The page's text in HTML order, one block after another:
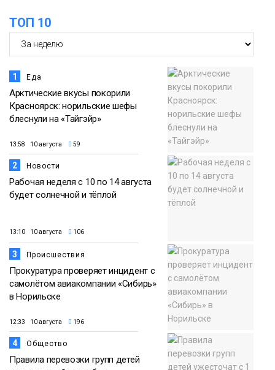
ТОП 10
1 Еда
Арктические вкусы покорили
Красноярск: норильские шефы
блеснули на «Тайгэйр»
13:58 10 августа 59
2 Новости
Рабочая неделя с 10 по 14 августа
будет солнечной и тёплой
13:10 10 августа 106
3 Происшествия
Прокуратура проверяет инцидент с
самолётом авиакомпании «Сибирь»
в Норильске
12:33 10 августа 196
4 Общество
Правила перевозки групп детей